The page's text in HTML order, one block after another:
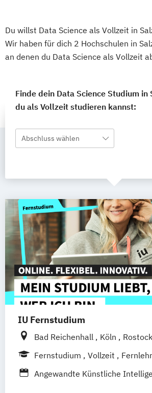
Du willst Data Science als Vollzeit in
Wir haben für dich 2 Hochschulen in
an denen du Data Science als Vollzeit
Finde dein Data Science Studium in
du als Vollzeit studieren kannst:
Abschluss wählen
IU Fernstudium
Bad Reichenhall Köln Rostock
Kiel
Frankfurt am Main
Deggendorf Karlsruhe Kassel
Fernstudium Vollzeit
Angewandte Künstliche